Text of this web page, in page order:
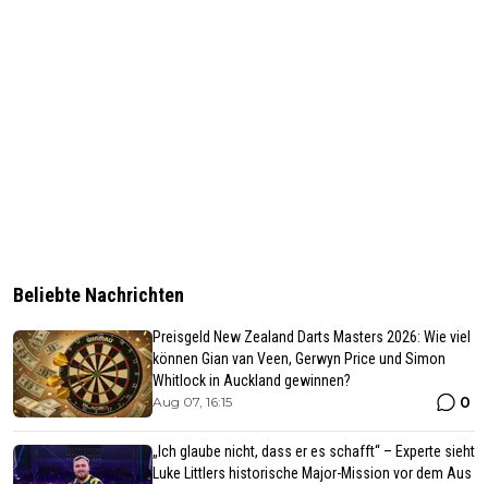
Beliebte Nachrichten
Preisgeld New Zealand Darts Masters 2026: Wie viel
können Gian van Veen, Gerwyn Price und Simon
Whitlock in Auckland gewinnen?
Aug 07, 16:15 0
„Ich glaube nicht, dass er es schafft“ – Experte sieht
Luke Littlers historische Major-Mission vor dem Aus